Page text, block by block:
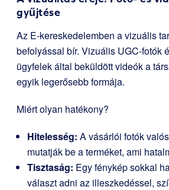
gyűjtése
Az E-kereskedelemben a vizuális
befolyással bír. Vizuális UGC-fotók
ügyfelek által beküldött videók a
egyik legerősebb formája.
Miért olyan hatékony?
Hitelesség: A vásárlói fotók
mutatják be a terméket, ami
Tisztaság: Egy fénykép sokkal
választ adni az illeszkedéssel,